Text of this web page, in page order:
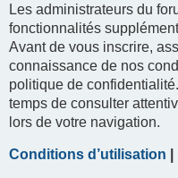
Les administrateurs du
fonctionnalités
Avant de vous inscrire,
connaissance de nos
politique de
temps de consulter
lors de votre navigation.
Conditions d’utilisation